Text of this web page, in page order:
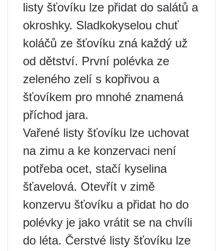
listy šťovíku lze přidat do salátů a
okroshky. Sladkokyselou chuť
koláčů ze šťovíku zná každý už
od dětství. První polévka ze
zeleného zelí s kopřivou a
šťovíkem pro mnohé znamená
příchod jara.
Vařené listy šťovíku lze uchovat
na zimu a ke konzervaci není
potřeba ocet, stačí kyselina
šťavelová. Otevřít v zimě
konzervu šťovíku a přidat ho do
polévky je jako vrátit se na chvíli
do léta. Čerstvé listy šťovíku lze